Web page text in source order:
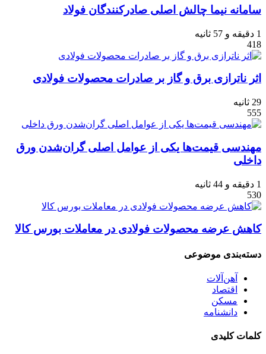
سامانه نیما چالش اصلی صادرکنندگان فولاد
1 دقیقه و 57 ثانیه
418
اثر ناترازی برق و گاز بر صادرات محصولات فولادی
29 ثانیه
555
مهندسی قیمت‌ها یکی از عوامل اصلی گران‌شدن ورق
داخلی
1 دقیقه و 44 ثانیه
530
کاهش عرضه محصولات فولادی در معاملات بورس کالا
دسته‌بندی موضوعی
آهن‌آلات
اقتصاد
مسکن
دانشنامه
کلمات کلیدی